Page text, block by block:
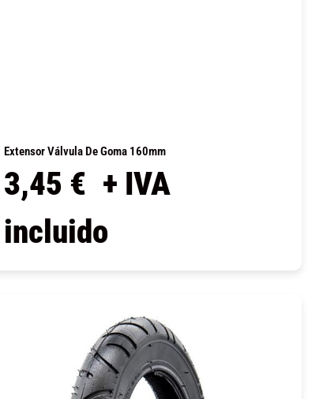
Extensor Válvula De Goma 160mm
3,45 € + IVA
incluido